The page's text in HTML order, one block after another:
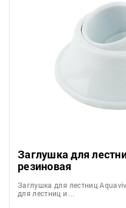
Заглушка для
резиновая
Заглушка для лестниц
для лестниц и…